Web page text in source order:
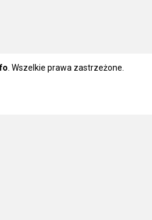
. Wszelkie prawa zastrzeżone.